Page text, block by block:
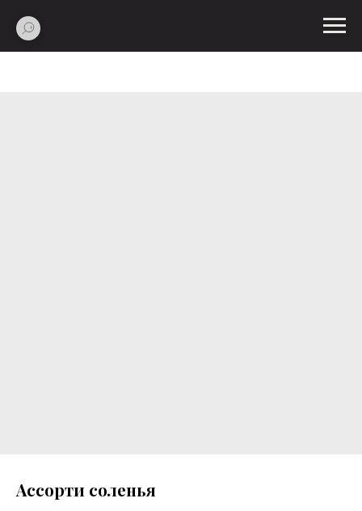
Ассорти соленья